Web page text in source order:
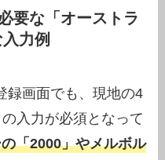
要な「オーストラ
力例
録画面でも、現地の4
入力が必須となって
「2000」やメルボル